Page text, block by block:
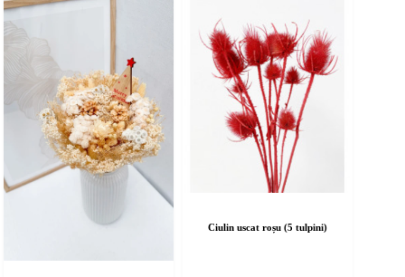
Ciulin uscat roșu (5 tulpini)